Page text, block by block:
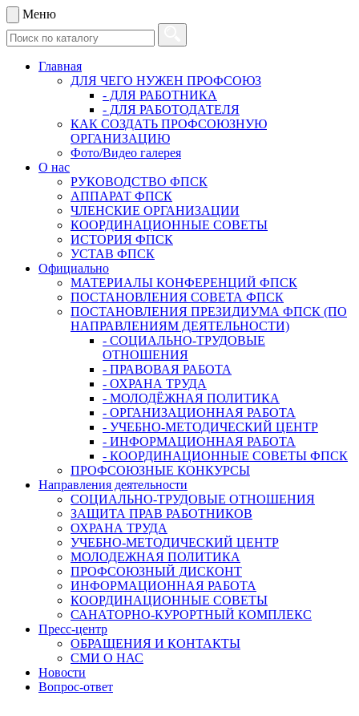
Меню
Главная
ДЛЯ ЧЕГО НУЖЕН ПРОФСОЮЗ
- ДЛЯ РАБОТНИКА
- ДЛЯ РАБОТОДАТЕЛЯ
КАК СОЗДАТЬ ПРОФСОЮЗНУЮ
ОРГАНИЗАЦИЮ
Фото/Видео галерея
О нас
РУКОВОДСТВО ФПСК
АППАРАТ ФПСК
ЧЛЕНСКИЕ ОРГАНИЗАЦИИ
КООРДИНАЦИОННЫЕ СОВЕТЫ
ИСТОРИЯ ФПСК
УСТАВ ФПСК
Официально
МАТЕРИАЛЫ КОНФЕРЕНЦИЙ ФПСК
ПОСТАНОВЛЕНИЯ СОВЕТА ФПСК
ПОСТАНОВЛЕНИЯ ПРЕЗИДИУМА ФПСК (ПО
НАПРАВЛЕНИЯМ ДЕЯТЕЛЬНОСТИ)
- СОЦИАЛЬНО-ТРУДОВЫЕ
ОТНОШЕНИЯ
- ПРАВОВАЯ РАБОТА
- ОХРАНА ТРУДА
- МОЛОДЁЖНАЯ ПОЛИТИКА
- ОРГАНИЗАЦИОННАЯ РАБОТА
- УЧЕБНО-МЕТОДИЧЕСКИЙ ЦЕНТР
- ИНФОРМАЦИОННАЯ РАБОТА
- КООРДИНАЦИОННЫЕ СОВЕТЫ ФПСК
ПРОФСОЮЗНЫЕ КОНКУРСЫ
Направления деятельности
СОЦИАЛЬНО-ТРУДОВЫЕ ОТНОШЕНИЯ
ЗАЩИТА ПРАВ РАБОТНИКОВ
ОХРАНА ТРУДА
УЧЕБНО-МЕТОДИЧЕСКИЙ ЦЕНТР
МОЛОДЕЖНАЯ ПОЛИТИКА
ПРОФСОЮЗНЫЙ ДИСКОНТ
ИНФОРМАЦИОННАЯ РАБОТА
КООРДИНАЦИОННЫЕ СОВЕТЫ
САНАТОРНО-КУРОРТНЫЙ КОМПЛЕКС
Пресс-центр
ОБРАЩЕНИЯ И КОНТАКТЫ
СМИ О НАС
Новости
Вопрос-ответ